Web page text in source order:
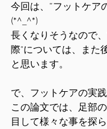
今回は、”フットケア
(*^_^*)
長くなりそうなので
際"については、また
と思います。
で、フットケアの実践
この論文では、足部
目して様々な事を探